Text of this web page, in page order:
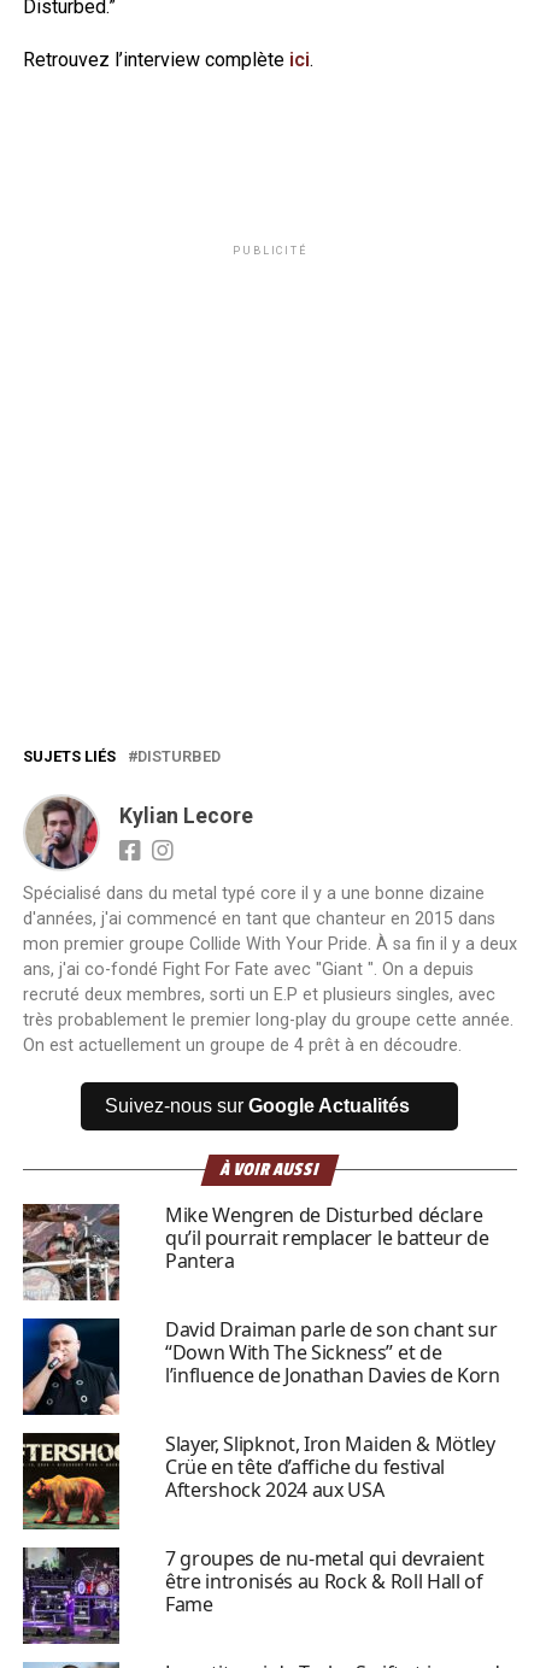
Disturbed.”
Retrouvez l’interview complète ici.
PUBLICITÉ
SUJETS LIÉS DISTURBED
Kylian Lecore
Spécialisé dans du metal typé core il y a une bonne dizaine
d'années, j'ai commencé en tant que chanteur en 2015 dans
mon premier groupe Collide With Your Pride. À sa fin il y a deux
ans, j'ai co-fondé Fight For Fate avec "Giant ". On a depuis
recruté deux membres, sorti un E.P et plusieurs singles, avec
très probablement le premier long-play du groupe cette année.
On est actuellement un groupe de 4 prêt à en découdre.
Suivez-nous surGoogle Actualités
À VOIR AUSSI
Mike Wengren de Disturbed déclare
qu’il pourrait remplacer le batteur de
Pantera
David Draiman parle de son chant sur
“Down With The Sickness” et de
l’influence de Jonathan Davies de Korn
Slayer, Slipknot, Iron Maiden & Mötley
Crüe en tête d’affiche du festival
Aftershock 2024 aux USA
7 groupes de nu-metal qui devraient
être intronisés au Rock & Roll Hall of
Fame